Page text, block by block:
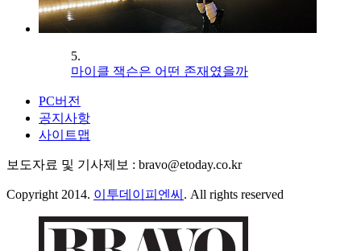
5.
마이클 잭슨은 어떤 존재였을까
PC버전
공지사항
사이트맵
보도자료 및 기사제보 : bravo@etoday.co.kr
Copyright 2014. 이투데이피엔씨 . All rights reserved